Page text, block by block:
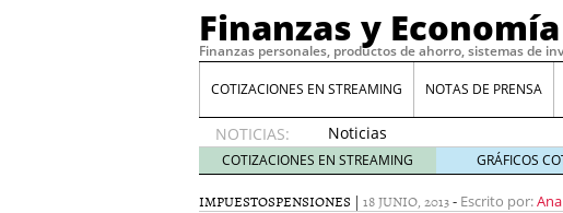
Finanzas y Economía
Finanzas personales, productos de ahorro, sistemas de
COTIZACIONES EN STREAMING NOTAS DE PRENSA
NOTICIAS:
Noticias
de XRP
por qué
las
COTIZACIONES EN STREAMING GRÁFICOS
IMPUESTOSPENSIONES | 18 JUNIO, 2013- Escrito por: